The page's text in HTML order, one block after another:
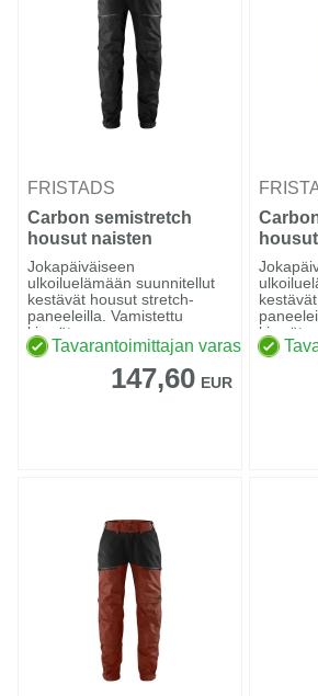
FRISTADS
Carbon semistretch
housut naisten
Jokapäiväiseen
ulkoiluelämään suunnitellut
kestävät housut stretch-
paneeleilla. Vamistettu
kierräte...
Tavarantoimittajan varastossa
147,60 EUR
kierräte...